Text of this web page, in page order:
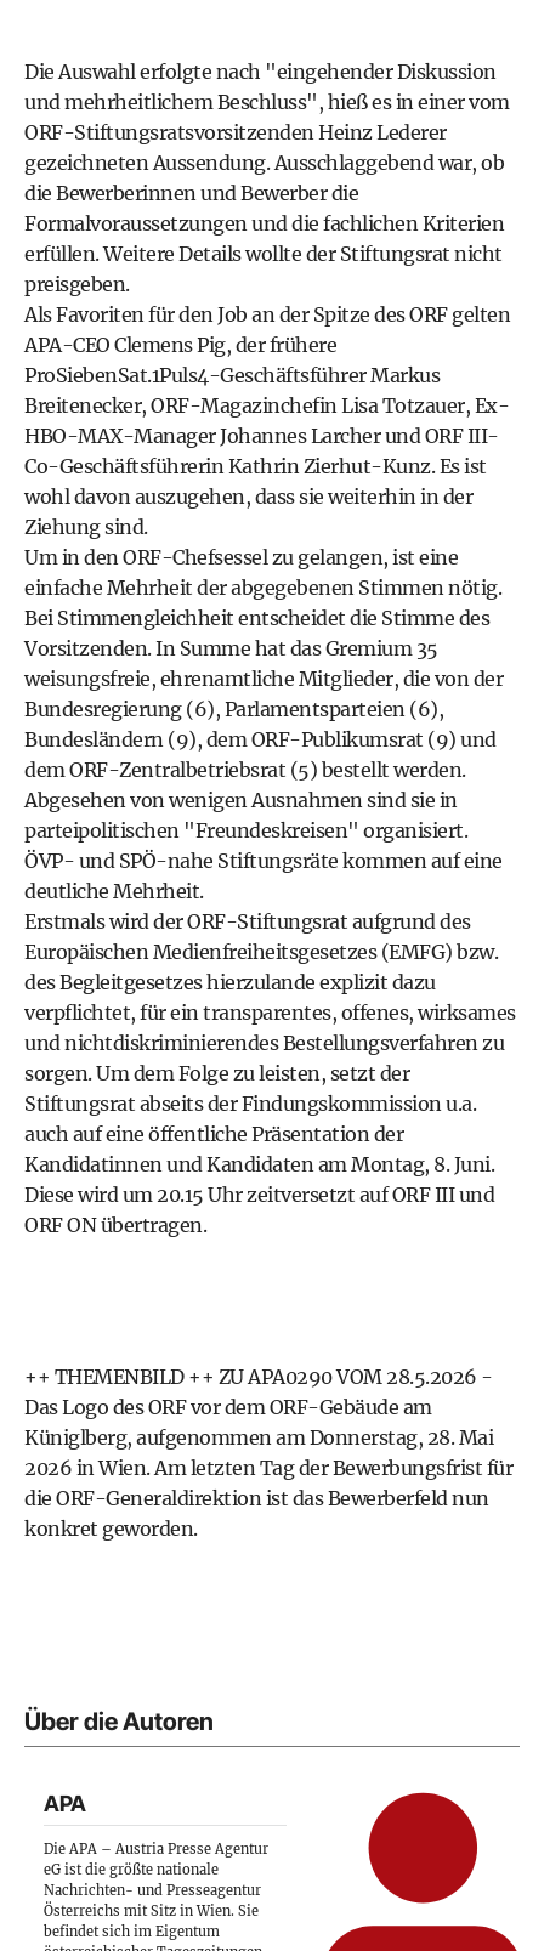
Die Auswahl erfolgte nach "eingehender Diskussion
und mehrheitlichem Beschluss", hieß es in einer vom
ORF-Stiftungsratsvorsitzenden Heinz Lederer
gezeichneten Aussendung. Ausschlaggebend war, ob
die Bewerberinnen und Bewerber die
Formalvoraussetzungen und die fachlichen Kriterien
erfüllen. Weitere Details wollte der Stiftungsrat nicht
preisgeben.
Als Favoriten für den Job an der Spitze des ORF gelten
APA-CEO Clemens Pig, der frühere
ProSiebenSat.1Puls4-Geschäftsführer Markus
Breitenecker, ORF-Magazinchefin Lisa Totzauer, Ex-
HBO-MAX-Manager Johannes Larcher und ORF III-
Co-Geschäftsführerin Kathrin Zierhut-Kunz. Es ist
wohl davon auszugehen, dass sie weiterhin in der
Ziehung sind.
Um in den ORF-Chefsessel zu gelangen, ist eine
einfache Mehrheit der abgegebenen Stimmen nötig.
Bei Stimmengleichheit entscheidet die Stimme des
Vorsitzenden. In Summe hat das Gremium 35
weisungsfreie, ehrenamtliche Mitglieder, die von der
Bundesregierung (6), Parlamentsparteien (6),
Bundesländern (9), dem ORF-Publikumsrat (9) und
dem ORF-Zentralbetriebsrat (5) bestellt werden.
Abgesehen von wenigen Ausnahmen sind sie in
parteipolitischen "Freundeskreisen" organisiert.
ÖVP- und SPÖ-nahe Stiftungsräte kommen auf eine
deutliche Mehrheit.
Erstmals wird der ORF-Stiftungsrat aufgrund des
Europäischen Medienfreiheitsgesetzes (EMFG) bzw.
des Begleitgesetzes hierzulande explizit dazu
verpflichtet, für ein transparentes, offenes, wirksames
und nichtdiskriminierendes Bestellungsverfahren zu
sorgen. Um dem Folge zu leisten, setzt der
Stiftungsrat abseits der Findungskommission u.a.
auch auf eine öffentliche Präsentation der
Kandidatinnen und Kandidaten am Montag, 8. Juni.
Diese wird um 20.15 Uhr zeitversetzt auf ORF III und
ORF ON übertragen.
++ THEMENBILD ++ ZU APA0290 VOM 28.5.2026 -
Das Logo des ORF vor dem ORF-Gebäude am
Küniglberg, aufgenommen am Donnerstag, 28. Mai
2026 in Wien. Am letzten Tag der Bewerbungsfrist für
die ORF-Generaldirektion ist das Bewerberfeld nun
konkret geworden.
Über die Autoren
APA
Die APA – Austria Presse Agentur
eG ist die größte nationale
Nachrichten- und Presseagentur
Österreichs mit Sitz in Wien. Sie
befindet sich im Eigentum